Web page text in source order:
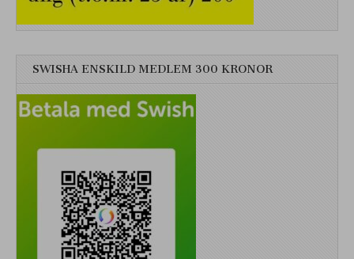
SWISHA ENSKILD MEDLEM 300 KRONOR